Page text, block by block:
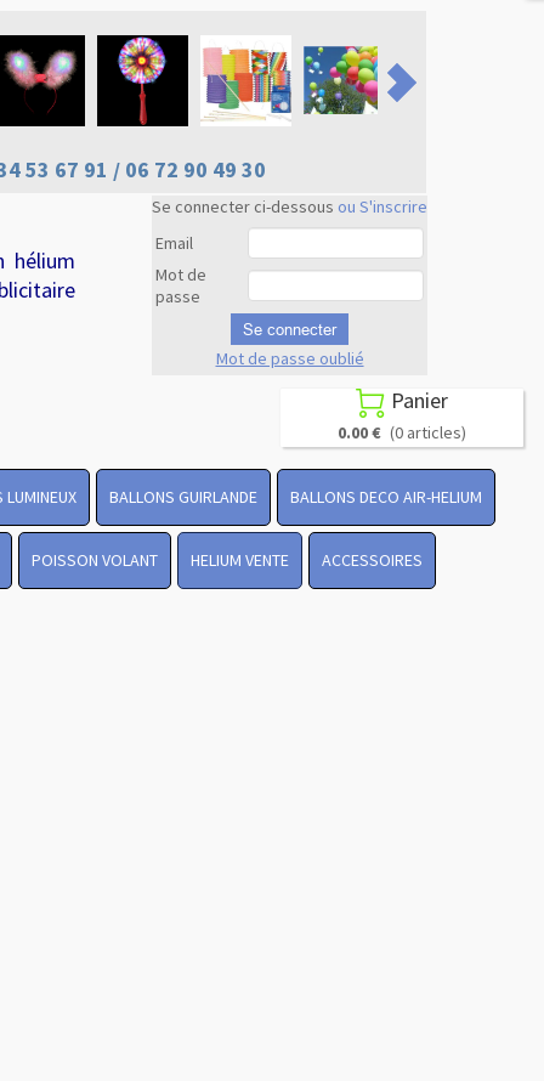
53 67 91 / 06 72 90 49 30
Se connecter ci-dessous ou S'inscrire
Email
Mot de
passe
Se connecter
Mot de passe oublié
hélium
 Panier
0.00 € (0 articles)
LUMINEUX BALLONS GUIRLANDE BALLONS DECO AIR-HELIUM
POISSON VOLANT HELIUM VENTE ACCESSOIRES